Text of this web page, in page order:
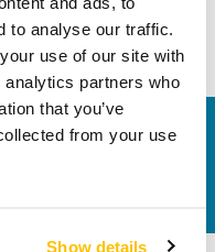
to analyse our traffic.
use of our site with
partners who
that you’ve
from your use
Show details